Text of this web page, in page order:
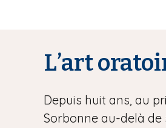
L’art
Depuis huit ans, au
Sorbonne au-delà